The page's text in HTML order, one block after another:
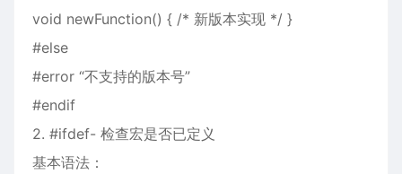
void newFunction() { /* 新版本实现 */ }
#else
#error “不支持的版本号”
#endif
2. #ifdef- 检查宏是否已定义
基本语法：